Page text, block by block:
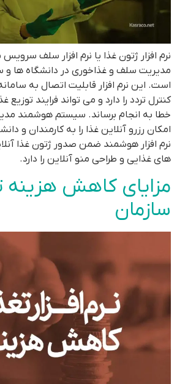
نرم افزار ژتون غذا یا نرم افزار سلف سرویس
مدیریت سلف و غذاخوری در دانشگاه ها
است. این نرم افزار قابلیت اتصال به
کنترل تردد را دارد و می تواند فرایند
خطا به انجام برساند. سیستم هوشمند
امکان رزرو آنلاین غذا را به کارمندان و
نرم افزار هوشمند ضمن صدور ژتون غذا
های غذایی و طراحی منو آنلاین را دارد.
مزایای کاهش هزینه
سازمان